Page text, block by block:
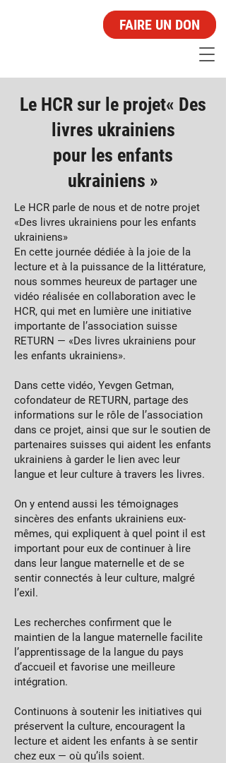
FAIRE UN DON
Le HCR sur le projet« Des
livres ukrainiens
pour les enfants
ukrainiens »
Le HCR parle de nous et de notre projet
«Des livres ukrainiens pour les enfants
ukrainiens»
En cette journée dédiée à la joie de la
lecture et à la puissance de la littérature,
nous sommes heureux de partager une
vidéo réalisée en collaboration avec le
HCR, qui met en lumière une initiative
importante de l’association suisse
RETURN — «Des livres ukrainiens pour
les enfants ukrainiens».
Dans cette vidéo, Yevgen Getman,
cofondateur de RETURN, partage des
informations sur le rôle de l’association
dans ce projet, ainsi que sur le soutien de
partenaires suisses qui aident les enfants
ukrainiens à garder le lien avec leur
langue et leur culture à travers les livres.
On y entend aussi les témoignages
sincères des enfants ukrainiens eux-
mêmes, qui expliquent à quel point il est
important pour eux de continuer à lire
dans leur langue maternelle et de se
sentir connectés à leur culture, malgré
l’exil.
Les recherches confirment que le
maintien de la langue maternelle facilite
l’apprentissage de la langue du pays
d’accueil et favorise une meilleure
intégration.
Continuons à soutenir les initiatives qui
préservent la culture, encouragent la
lecture et aident les enfants à se sentir
chez eux — où qu’ils soient.